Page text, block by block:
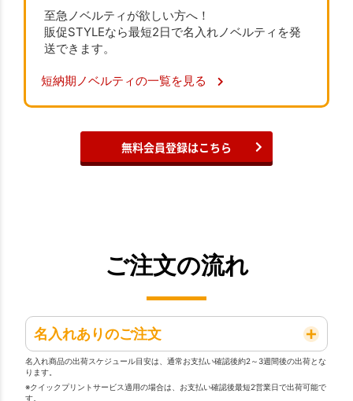
至急ノベルティが欲しい方へ！
販促STYLEなら最短2日で名入れノベルティを発
送できます。
短納期ノベルティの一覧を見る
無料会員登録はこちら
ご注文の流れ
名入れありのご注文
名入れ商品の出荷スケジュール目安は、通常お支払い確認後約2～3週間後の出荷とな
ります。
※クイックプリントサービス適用の場合は、お支払い確認後最短2営業日で出荷可能で
す。